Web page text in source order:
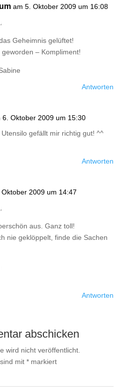
am 5. Oktober 2009 um 16:08
Geheimnis gelüftet!
geworden – Kompliment!
Antworten
6. Oktober 2009 um 15:30
gefällt mir richtig gut! ^^
Antworten
2009 um 14:47
aus. Ganz toll!
nie geklöppelt, finde die Sachen
Antworten
abschicken
wird nicht veröffentlicht.
mit *markiert